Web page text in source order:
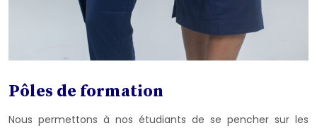
Pôles de formation
Nous permettons à nos étudiants de se pencher sur les